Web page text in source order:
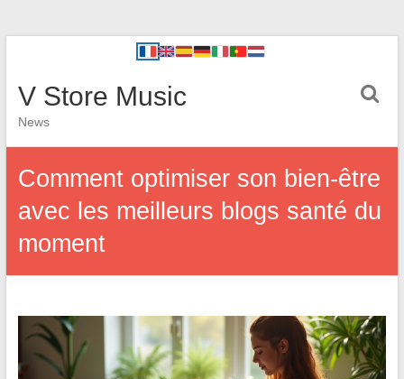
V Store Music
News
Comment optimiser son bien-être
avec les meilleurs blogs santé du
moment